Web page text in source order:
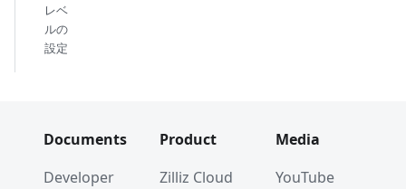
レベ
ルの
設定
Documents
Developer
Product
Zilliz Cloud
Media
YouTube